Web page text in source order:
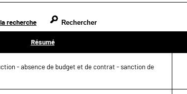
recherche
Résumé
- absence de budget et de contrat - sanction de